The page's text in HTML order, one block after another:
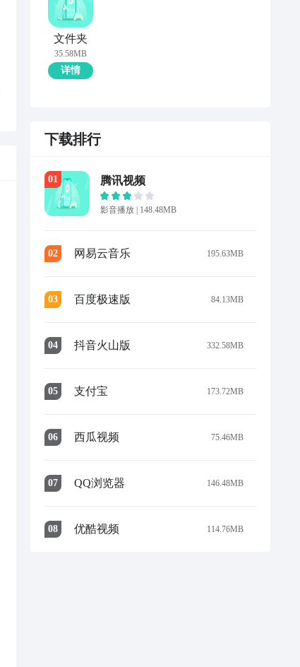
文件夹
35.58MB
详情
下载排行
01 腾讯视频
影音播放 | 148.48MB
02 网易云音乐 195.63MB
03 百度极速版 84.13MB
04 抖音火山版 332.58MB
05 支付宝 173.72MB
06 西瓜视频 75.46MB
07 QQ浏览器 146.48MB
08 优酷视频 114.76MB